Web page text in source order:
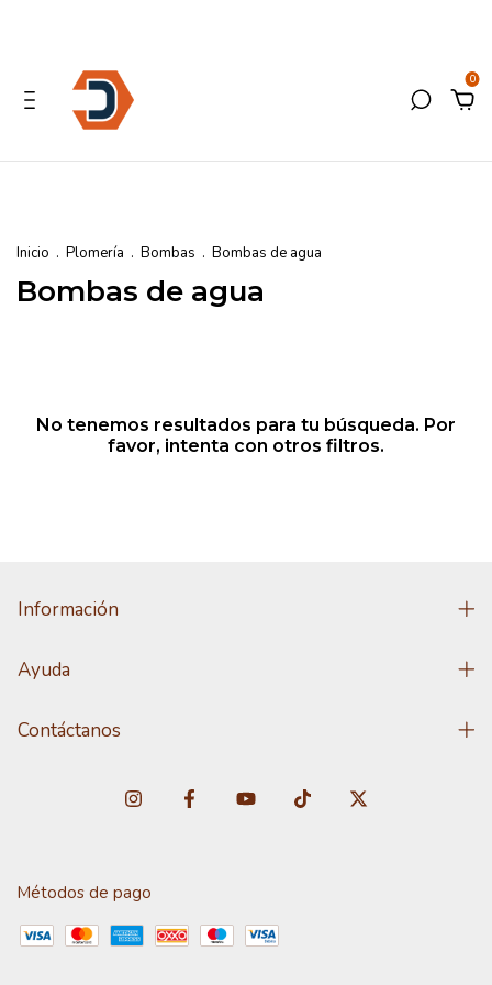
0
Inicio . Plomería . Bombas . Bombas de agua
Bombas de agua
No tenemos resultados para tu búsqueda. Por
favor, intenta con otros filtros.
Información
Ayuda
Contáctanos
Métodos de pago